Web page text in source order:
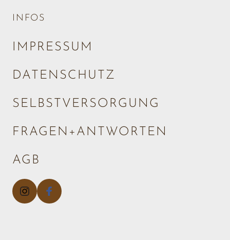
INFOS
IMPRESSUM
DATENSCHUTZ
SELBSTVERSORGUNG
FRAGEN+ANTWORTEN
AGB